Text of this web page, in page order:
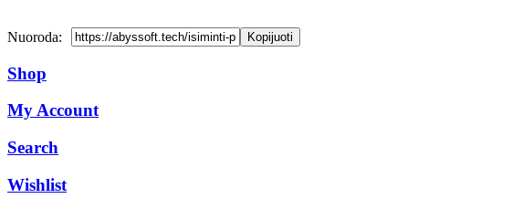
Nuoroda:
Shop
My Account
Search
Wishlist